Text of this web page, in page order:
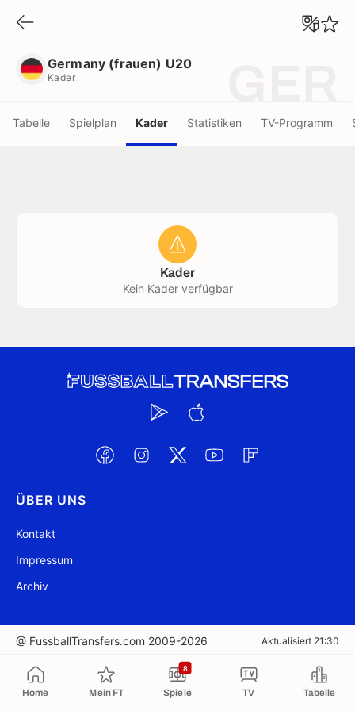
Home Mein FT Spiele
8
TV Tabelle
Germany (frauen) U20
Kader
Tabelle Spielplan Kader Statistiken TV-Programm
Kader
Kein Kader verfügbar
ÜBER UNS
Kontakt
Impressum
Archiv
@ FussballTransfers.com 2009-2026 Aktualisiert 21:30
In die Zwischenablage kopiert